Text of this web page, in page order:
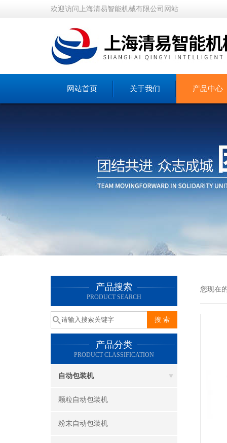
欢迎访问上海清易智能机械有限公司网站
网站首页 关于我们 产品中心
产品搜索
PRODUCT SEARCH
产品分类
PRODUCT CLASSIFICATION
自动包装机
颗粒自动包装机
粉末自动包装机
您现在